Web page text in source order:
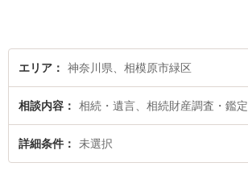
エリア 神奈川県、相模原市緑区
相談内容 相続・遺言、相続財産調査・鑑定
詳細条件 未選択